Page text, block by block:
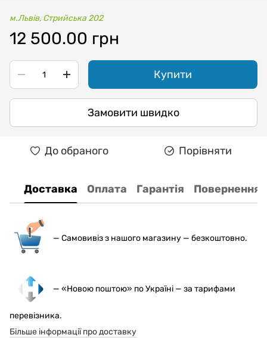
м.Львів, Стрийська 202
12 500.00 грн
Купити
Замовити швидко
До обраного Порівняти
Доставка Оплата Гарантія Повернення
— Самовивіз з нашого магазину — безкоштовно.
— «Новою поштою» по Україні — за тарифами
перевізника.
Більше інформації про доставку